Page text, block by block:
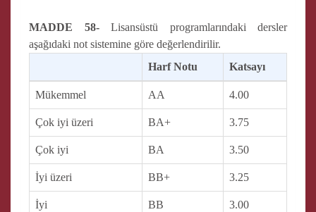
MADDE 58-Lisansüstü programlarındaki dersler
aşağıdaki not sistemine göre değerlendirilir.
Harf Notu
Katsayı
Mükemmel AA 4.00
Çok iyi üzeri BA+ 3.75
Çok iyi BA 3.50
İyi üzeri BB+ 3.25
İyi BB 3.00